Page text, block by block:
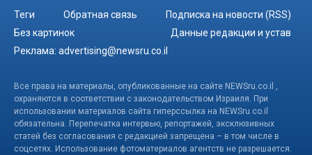
Теги Обратная связь
Подписка на новости (RSS)
Без картинок
Данные редакции и устав
Реклама: advertising@newsru.co.il
Все права на материалы, опубликованные на сайте NEWSru.co.il ,
охраняются в соответствии с законодательством Израиля. При
использовании материалов сайта гиперссылка на NEWSru.co.il
обязательна. Перепечатка интервью, репортажей, эксклюзивных
статей без согласования с редакцией запрещена – в том числе в
соцсетях. Использование фотоматериалов агентств не разрешается.